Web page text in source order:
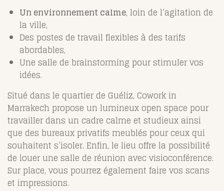
Un environnement calme, loin de l’agitation de
la ville,
Des postes de travail flexibles à des tarifs
abordables,
Une salle de brainstorming pour stimuler vos
idées.
Situé dans le quartier de Guéliz, Cowork in
Marrakech propose un lumineux open space pour
travailler dans un cadre calme et studieux ainsi
que des bureaux privatifs meublés pour ceux qui
souhaitent s’isoler. Enfin, le lieu offre la possibilité
de louer une salle de réunion avec visioconférence.
Sur place, vous pourrez également faire vos scans
et impressions.